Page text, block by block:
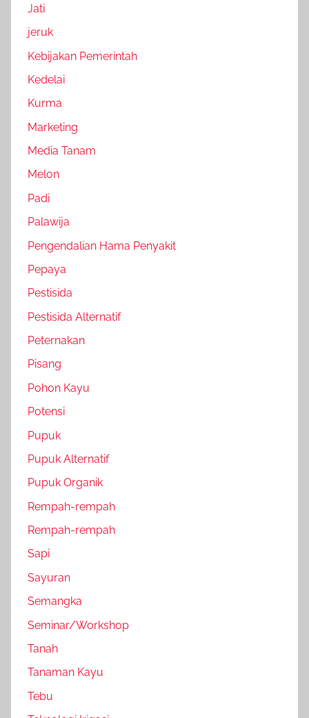
Jati
jeruk
Kebijakan Pemerintah
Kedelai
Kurma
Marketing
Media Tanam
Melon
Padi
Palawija
Pengendalian Hama Penyakit
Pepaya
Pestisida
Pestisida Alternatif
Peternakan
Pisang
Pohon Kayu
Potensi
Pupuk
Pupuk Alternatif
Pupuk Organik
Rempah-rempah
Rempah-rempah
Sapi
Sayuran
Semangka
Seminar/Workshop
Tanah
Tanaman Kayu
Tebu